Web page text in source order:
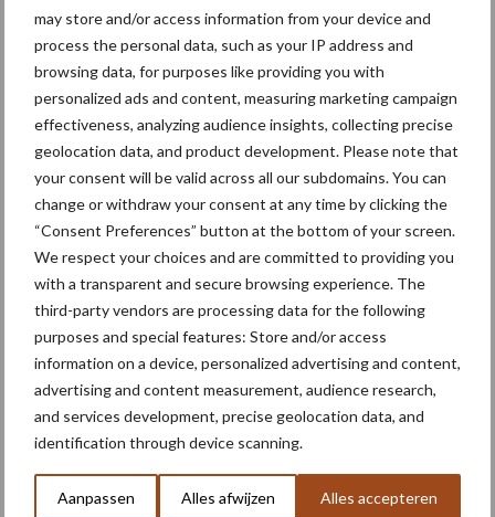
may store and/or access information from your device and
process the personal data, such as your IP address and
browsing data, for purposes like providing you with
personalized ads and content, measuring marketing campaign
effectiveness, analyzing audience insights, collecting precise
geolocation data, and product development. Please note that
your consent will be valid across all our subdomains. You can
change or withdraw your consent at any time by clicking the
“Consent Preferences” button at the bottom of your screen.
We respect your choices and are committed to providing you
with a transparent and secure browsing experience. The
third-party vendors are processing data for the following
purposes and special features: Store and/or access
information on a device, personalized advertising and content,
advertising and content measurement, audience research,
and services development, precise geolocation data, and
identification through device scanning.
Aanpassen Alles afwijzen Alles accepteren
Oogstresultaat
De juiste impact van een teelttechniekkeuze valt maar exact te
evalueren bij de oogst. De korrelmaisproef (LG 31.240 denttype
opbrengst van 81 ton over de 4,8 hectare en dit bij een
vochtgehalte van 34,9 procent. Rekenen we dit terug naar een
referentieel vochtgehalte van dertig procent dan komen we op
drogestofbasis uit op een opbrengst van 15,6 ton per hectare.